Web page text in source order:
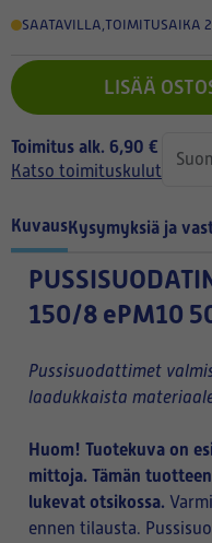
SAATAVILLA,TOIMITUSAIKA
LISÄÄ
Toimitus alk. 6,90 €
Katso toimituskulut
KuvausKysymyksiä ja
150/8 ePM10
Pussisuodattimet
laadukkaista
Huom! Tuotekuva on
mittoja. Tämän
lukevat otsikossa.
ennen tilausta.